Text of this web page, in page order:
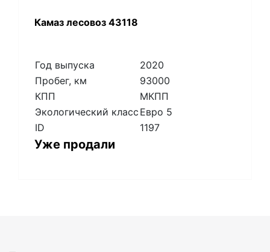
Камаз лесовоз 43118
Год выпуска
2020
Пробег, км
93000
КПП
МКПП
Экологический класс Евро 5
ID
1197
Уже продали